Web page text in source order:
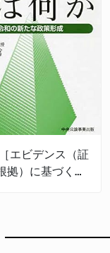
［エビデンス（証
拠）に基づく政